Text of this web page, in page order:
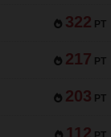
322 PT
217 PT
203 PT
112